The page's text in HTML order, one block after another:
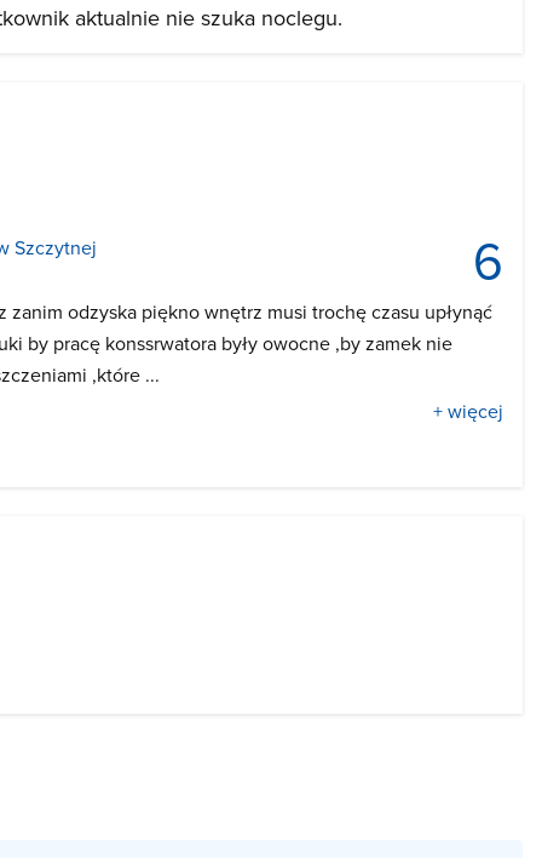
aktualnie nie szuka noclegu.
6
Szczytnej
zanim odzyska piękno wnętrz musi trochę czasu upłynąć
by pracę konssrwatora były owocne ,by zamek nie
,które ...
+ więcej